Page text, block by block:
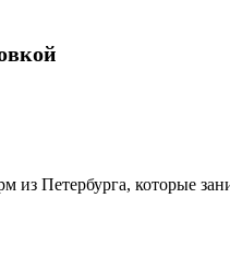
из Петербурга, которые